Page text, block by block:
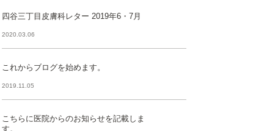
四谷三丁目皮膚科レター 2019年6・7月
2020.03.06
これからブログを始めます。
2019.11.05
こちらに医院からのお知らせを記載しま
す。